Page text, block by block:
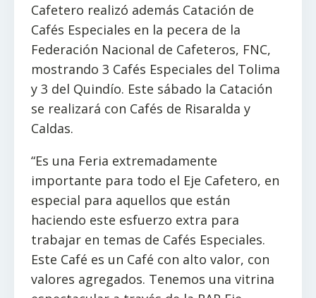
Cafetero realizó además Catación de
Cafés Especiales en la pecera de la
Federación Nacional de Cafeteros, FNC,
mostrando 3 Cafés Especiales del Tolima
y 3 del Quindío. Este sábado la Catación
se realizará con Cafés de Risaralda y
Caldas.
“Es una Feria extremadamente
importante para todo el Eje Cafetero, en
especial para aquellos que están
haciendo este esfuerzo extra para
trabajar en temas de Cafés Especiales.
Este Café es un Café con alto valor, con
valores agregados. Tenemos una vitrina